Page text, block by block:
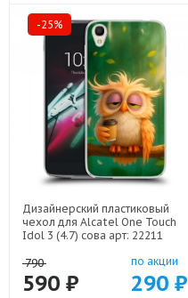
-25%
Дизайнерский пластиковый
чехол для Alcatel One Touch
Idol 3 (4.7) сова арт: 22211
790
590 ₽
по акции
290 ₽